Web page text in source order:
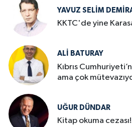
YAVUZ SELIM
KKTC'de yine
ALI BATURAY
Kıbrıs
ama çok
UĞUR DÜNDAR
Kitap okuma